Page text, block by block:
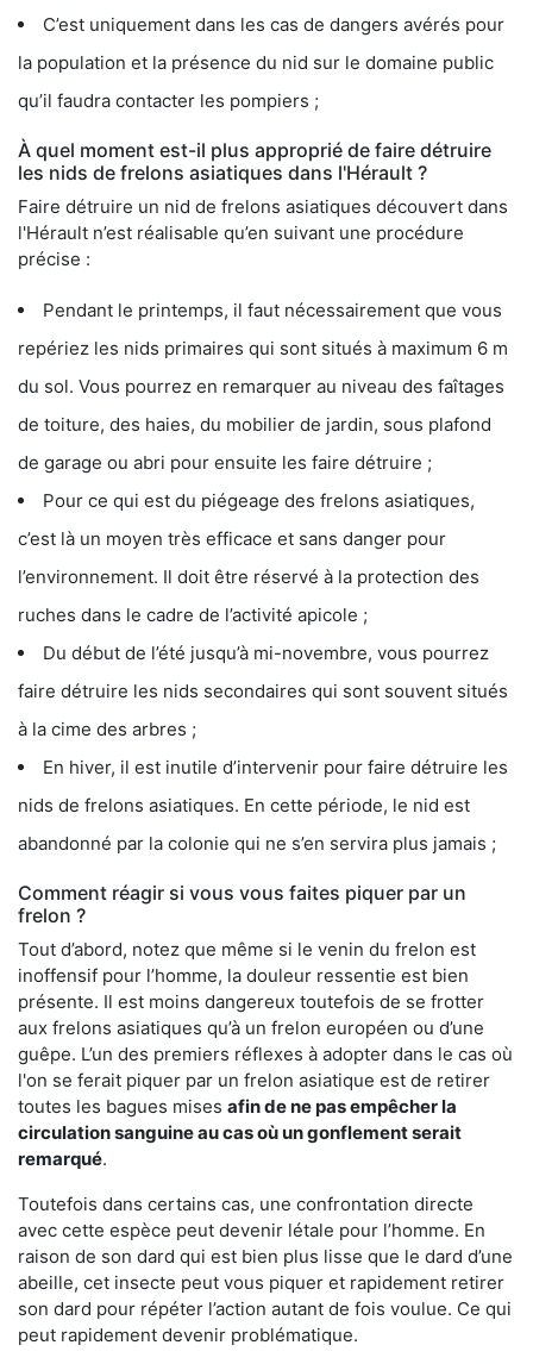
C’est uniquement dans les cas de dangers avérés pour
la population et la présence du nid sur le domaine public
qu’il faudra contacter les pompiers ;
À quel moment est-il plus approprié de faire détruire
les nids de frelons asiatiques dans l'Hérault ?
Faire détruire un nid de frelons asiatiques découvert dans
l'Hérault n’est réalisable qu’en suivant une procédure
précise :
Pendant le printemps, il faut nécessairement que vous
repériez les nids primaires qui sont situés à maximum 6 m
du sol. Vous pourrez en remarquer au niveau des faîtages
de toiture, des haies, du mobilier de jardin, sous plafond
de garage ou abri pour ensuite les faire détruire ;
Pour ce qui est du piégeage des frelons asiatiques,
c’est là un moyen très efficace et sans danger pour
l’environnement. Il doit être réservé à la protection des
ruches dans le cadre de l’activité apicole ;
Du début de l’été jusqu’à mi-novembre, vous pourrez
faire détruire les nids secondaires qui sont souvent situés
à la cime des arbres ;
En hiver, il est inutile d’intervenir pour faire détruire les
nids de frelons asiatiques. En cette période, le nid est
abandonné par la colonie qui ne s’en servira plus jamais ;
Comment réagir si vous vous faites piquer par un
frelon ?
Tout d’abord, notez que même si le venin du frelon est
inoffensif pour l’homme, la douleur ressentie est bien
présente. Il est moins dangereux toutefois de se frotter
aux frelons asiatiques qu’à un frelon européen ou d’une
guêpe. L’un des premiers réflexes à adopter dans le cas où
l'on se ferait piquer par un frelon asiatique est de retirer
toutes les bagues mises afin de ne pas empêcher la
circulation sanguine au cas où un gonflement serait
remarqué.
Toutefois dans certains cas, une confrontation directe
avec cette espèce peut devenir létale pour l’homme. En
raison de son dard qui est bien plus lisse que le dard d’une
abeille, cet insecte peut vous piquer et rapidement retirer
son dard pour répéter l’action autant de fois voulue. Ce qui
peut rapidement devenir problématique.